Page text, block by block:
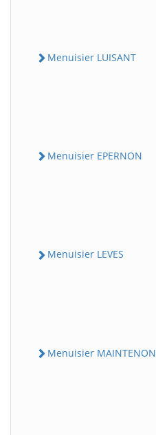
Menuisier LUISANT
Menuisier EPERNON
Menuisier LEVES
Menuisier MAINTENON